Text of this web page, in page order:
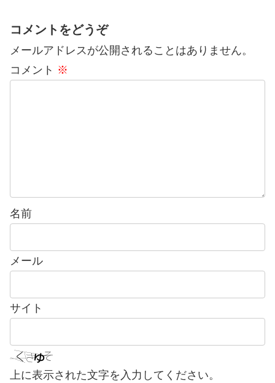
コメントをどうぞ
メールアドレスが公開されることはありません。
コメント ※
名前
メール
サイト
上に表示された文字を入力してください。